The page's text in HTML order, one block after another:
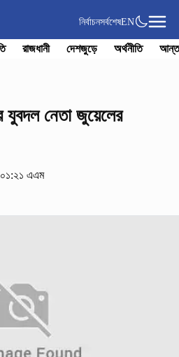
নির্বাচনসর্বশেষEN
রাজধানী দেশজুড়ে অর্থনীতি
যুবদল নেতা জুয়েলের
০১:২১ এএম